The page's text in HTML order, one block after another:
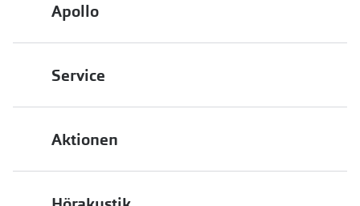
Apollo
Job & Karriere
Service
Aktionen